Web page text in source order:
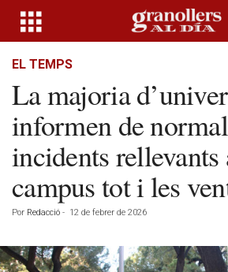
EL TEMPS
La majoria
informen de
incidents rellevants
campus tot i les
Por Redacció - 12 de febrer de 2026